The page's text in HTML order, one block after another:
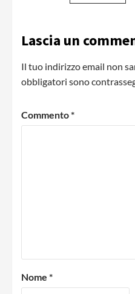
Lascia un
Il tuo indirizzo email non
obbligatori sono
Commento*
Nome *